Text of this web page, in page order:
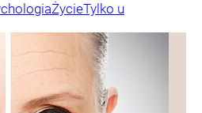
ŻycieTylko u